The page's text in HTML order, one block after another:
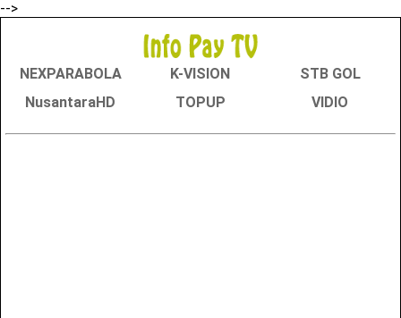
-->
NEXPARABOLA K-VISION
STB GOL
NusantaraHD
TOPUP VIDIO